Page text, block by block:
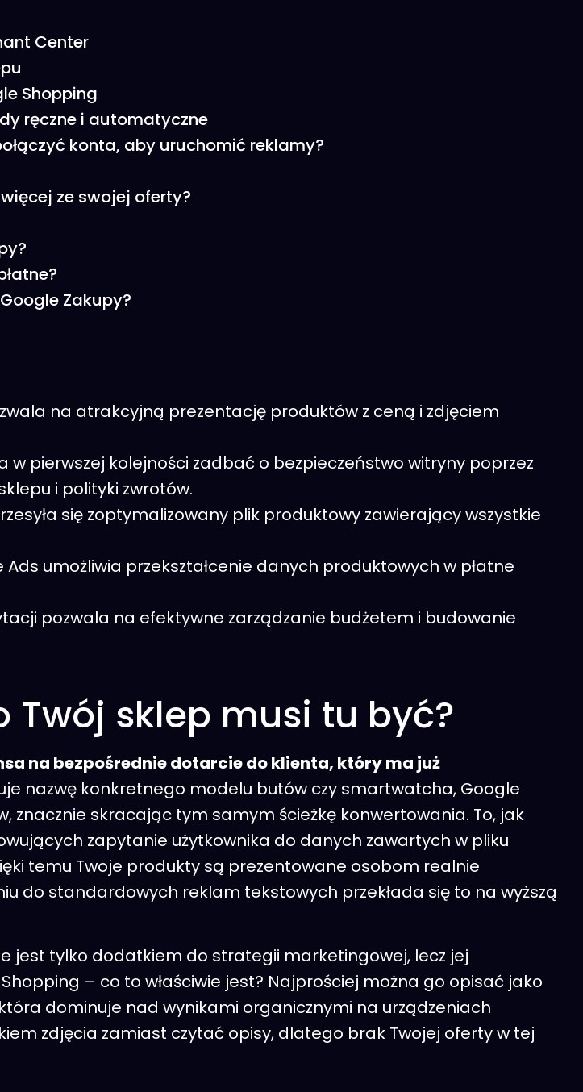
Center
Shopping
ręczne i automatyczne
konta, aby uruchomić reklamy?
ze swojej oferty?
Zakupy?
na atrakcyjną prezentację produktów z ceną i zdjęciem
pierwszej kolejności zadbać o bezpieczeństwo witryny poprzez
i polityki zwrotów.
się zoptymalizowany plik produktowy zawierający wszystkie
umożliwia przekształcenie danych produktowych w płatne
pozwala na efektywne zarządzanie budżetem i budowanie
sklep musi tu być?
na bezpośrednie dotarcie do klienta, który ma już
nazwę konkretnego modelu butów czy smartwatcha, Google
znacznie skracając tym samym ścieżkę konwertowania. To, jak
zapytanie użytkownika do danych zawartych w pliku
temu Twoje produkty są prezentowane osobom realnie
do standardowych reklam tekstowych przekłada się to na wyższą
jest tylko dodatkiem do strategii marketingowej, lecz jej
– co to właściwie jest? Najprościej można go opisać jako
dominuje nad wynikami organicznymi na urządzeniach
zdjęcia zamiast czytać opisy, dlatego brak Twojej oferty w tej